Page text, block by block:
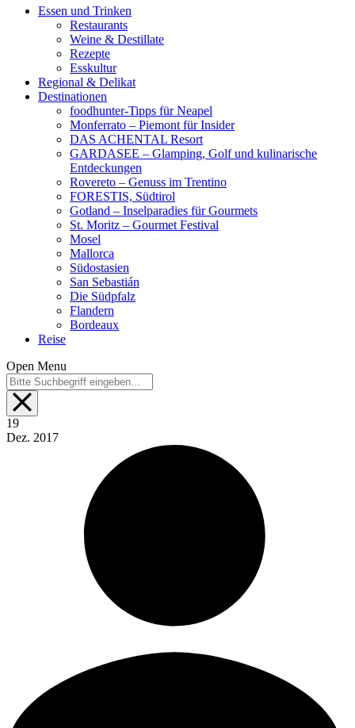
Essen und Trinken
Restaurants
Weine & Destillate
Rezepte
Esskultur
Regional & Delikat
Destinationen
foodhunter-Tipps für Neapel
Monferrato – Piemont für Insider
DAS ACHENTAL Resort
GARDASEE – Glamping, Golf und kulinarische
Entdeckungen
Rovereto – Genuss im Trentino
FORESTIS, Südtirol
Gotland – Inselparadies für Gourmets
St. Moritz – Gourmet Festival
Mosel
Mallorca
Südostasien
San Sebastián
Die Südpfalz
Flandern
Bordeaux
Reise
Open Menu
19
Dez. 2017